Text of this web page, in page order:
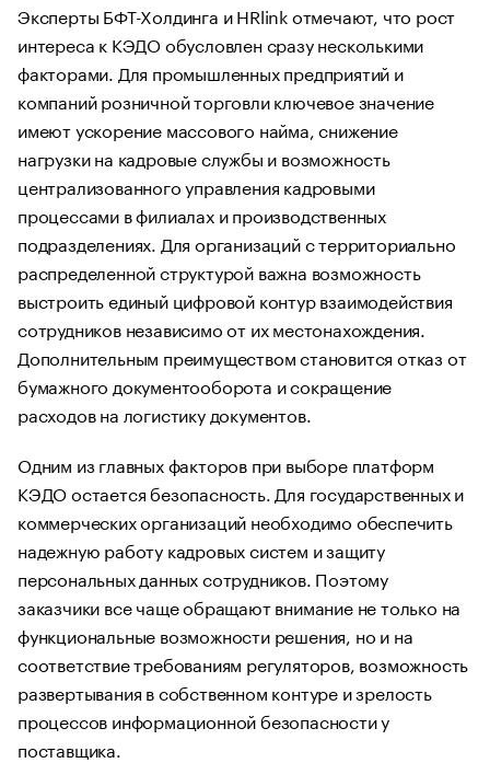
Эксперты БФТ-Холдинга и HRlink отмечают, что рост
интереса к КЭДО обусловлен сразу несколькими
факторами. Для промышленных предприятий и
компаний розничной торговли ключевое значение
имеют ускорение массового найма, снижение
нагрузки на кадровые службы и возможность
централизованного управления кадровыми
процессами в филиалах и производственных
подразделениях. Для организаций с территориально
распределенной структурой важна возможность
выстроить единый цифровой контур взаимодействия
сотрудников независимо от их местонахождения.
Дополнительным преимуществом становится отказ от
бумажного документооборота и сокращение
расходов на логистику документов.
Одним из главных факторов при выборе платформ
КЭДО остается безопасность. Для государственных и
коммерческих организаций необходимо обеспечить
надежную работу кадровых систем и защиту
персональных данных сотрудников. Поэтому
заказчики все чаще обращают внимание не только на
функциональные возможности решения, но и на
соответствие требованиям регуляторов, возможность
развертывания в собственном контуре и зрелость
процессов информационной безопасности у
поставщика.